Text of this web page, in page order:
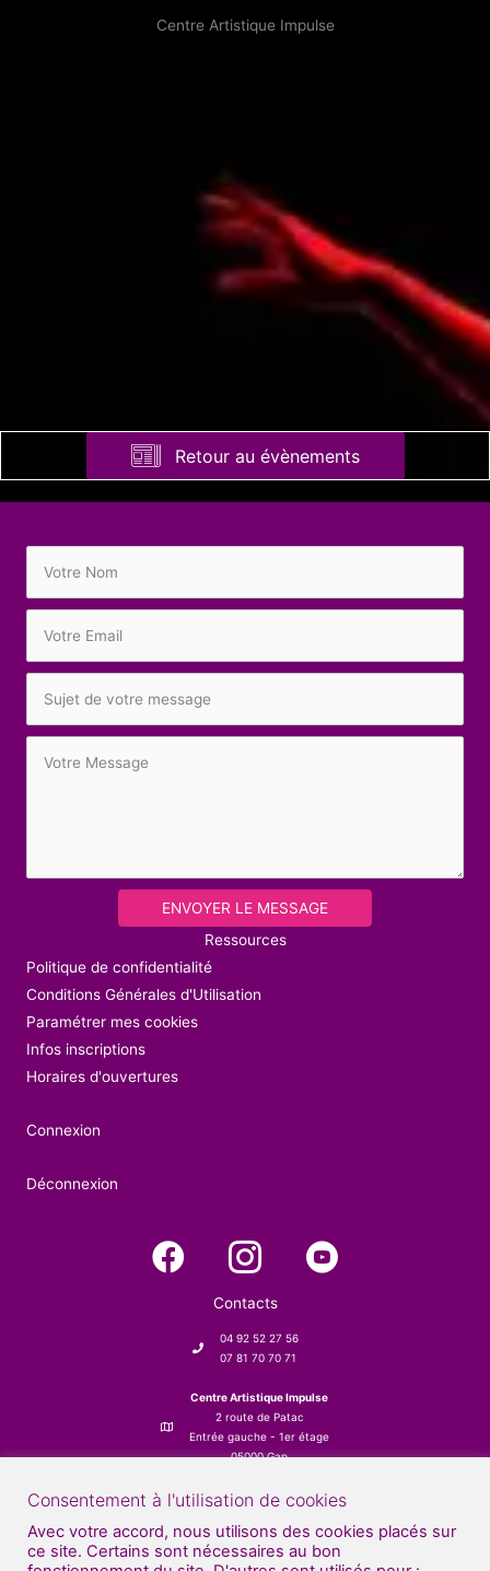
Centre Artistique Impulse
Retour au évènements
ENVOYER LE MESSAGE
Ressources
Politique de confidentialité
Conditions Générales d'Utilisation
Paramétrer mes cookies
Infos inscriptions
Horaires d'ouvertures
Connexion
Déconnexion
Contacts
04 92 52 27 56
07 81 70 70 71
Centre Artistique Impulse
2 route de Patac
Entrée gauche - 1er étage
05000 Gap
Consentement à l'utilisation de cookies
Avec votre accord, nous utilisons des cookies placés sur
ce site. Certains sont nécessaires au bon